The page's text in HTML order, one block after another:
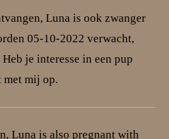
Luna is ook zwanger
05-10-2022 verwacht,
Heb je interesse in een pup
mij op.
Luna is also pregnant with